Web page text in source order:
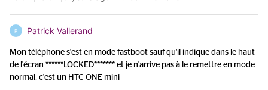
P Patrick Vallerand
Mon téléphone s'est en mode fastboot sauf qu'il indique dans le haut
de l'écran ******LOCKED******* et je n'arrive pas à le remettre en mode
normal, c'est un HTC ONE mini